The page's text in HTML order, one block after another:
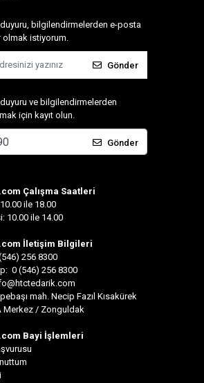
bilgilendirmelerden e-posta
olmak istiyorum.
Gönder
ve bilgilendirmelerden
için kayıt olun.
Gönder
Çalışma Saatleri
ile 18.00
10.00 ile 14.00
İletişim Bilgileri
256 8300
0 (546) 256 8300
mah. Necip Fazıl Kısakürek
Merkez / Zonguldak
Bayi İşlemleri